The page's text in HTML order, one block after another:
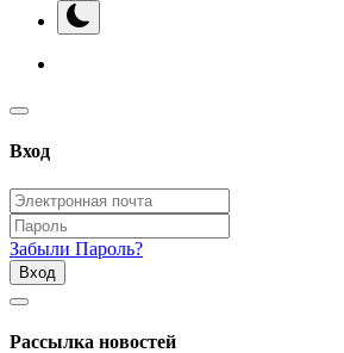
Вход
Забыли Пароль?
Вход
Рассылка новостей